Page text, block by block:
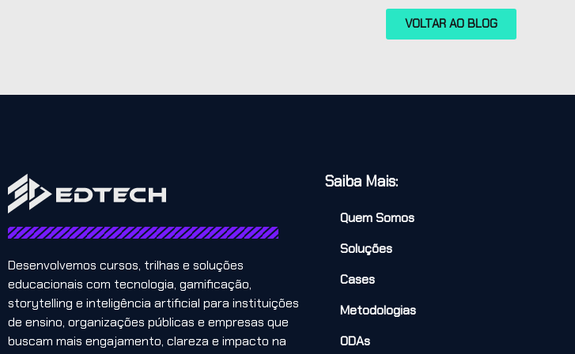
VOLTAR AO BLOG
Desenvolvemos cursos, trilhas e soluções
educacionais com tecnologia, gamificação,
storytelling e inteligência artificial para instituições
de ensino, organizações públicas e empresas que
buscam mais engajamento, clareza e impacto na
Saiba Mais:
Quem Somos
Soluções
Cases
Metodologias
ODAs